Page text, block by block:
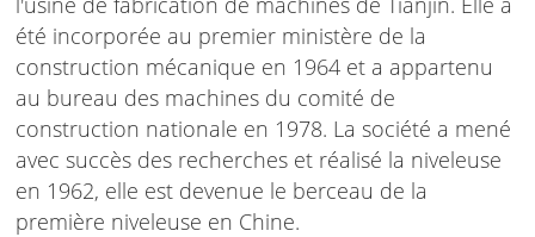
été incorporée au premier ministère de la
construction mécanique en 1964 et a appartenu
au bureau des machines du comité de
construction nationale en 1978. La société a mené
avec succès des recherches et réalisé la niveleuse
en 1962, elle est devenue le berceau de la
première niveleuse en Chine.